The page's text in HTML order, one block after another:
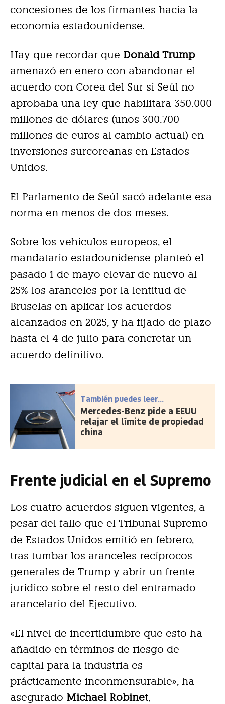
concesiones de los firmantes hacia la
economía estadounidense.
Hay que recordar que Donald Trump
amenazó en enero con abandonar el
acuerdo con Corea del Sur si Seúl no
aprobaba una ley que habilitara 350.000
millones de dólares (unos 300.700
millones de euros al cambio actual) en
inversiones surcoreanas en Estados
Unidos.
El Parlamento de Seúl sacó adelante esa
norma en menos de dos meses.
Sobre los vehículos europeos, el
mandatario estadounidense planteó el
pasado 1 de mayo elevar de nuevo al
25% los aranceles por la lentitud de
Bruselas en aplicar los acuerdos
alcanzados en 2025, y ha fijado de plazo
hasta el 4 de julio para concretar un
acuerdo definitivo.
También puedes leer...
Mercedes-Benz pide a EEUU
relajar el límite de propiedad
china
Frente judicial en el Supremo
Los cuatro acuerdos siguen vigentes, a
pesar del fallo que el Tribunal Supremo
de Estados Unidos emitió en febrero,
tras tumbar los aranceles recíprocos
generales de Trump y abrir un frente
jurídico sobre el resto del entramado
arancelario del Ejecutivo.
«El nivel de incertidumbre que esto ha
añadido en términos de riesgo de
capital para la industria es
prácticamente inconmensurable», ha
asegurado Michael Robinet,